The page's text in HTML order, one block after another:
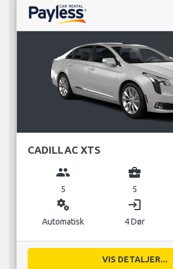
CADILLAC XTS
group
5
business_center
5
miscellaneous_services
Automatisk
login
4 Dør
VIS DETALJER...